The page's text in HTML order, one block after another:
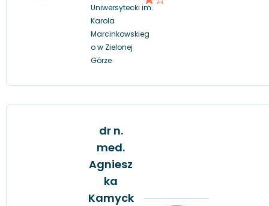
Uniwersytecki im.
Karola
Marcinkowskieg
o w Zielonej
Górze
dr n.
med.
Agniesz
ka
Kamyck